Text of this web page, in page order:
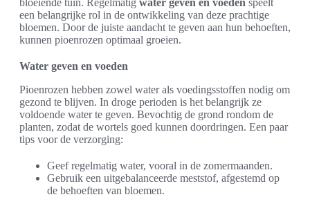
bloeiende tuin. Regelmatig water geven en voeden speelt
een belangrijke rol in de ontwikkeling van deze prachtige
bloemen. Door de juiste aandacht te geven aan hun behoeften,
kunnen pioenrozen optimaal groeien.
Water geven en voeden
Pioenrozen hebben zowel water als voedingsstoffen nodig om
gezond te blijven. In droge perioden is het belangrijk ze
voldoende water te geven. Bevochtig de grond rondom de
planten, zodat de wortels goed kunnen doordringen. Een paar
tips voor de verzorging:
Geef regelmatig water, vooral in de zomermaanden.
Gebruik een uitgebalanceerde meststof, afgestemd op
de behoeften van bloemen.